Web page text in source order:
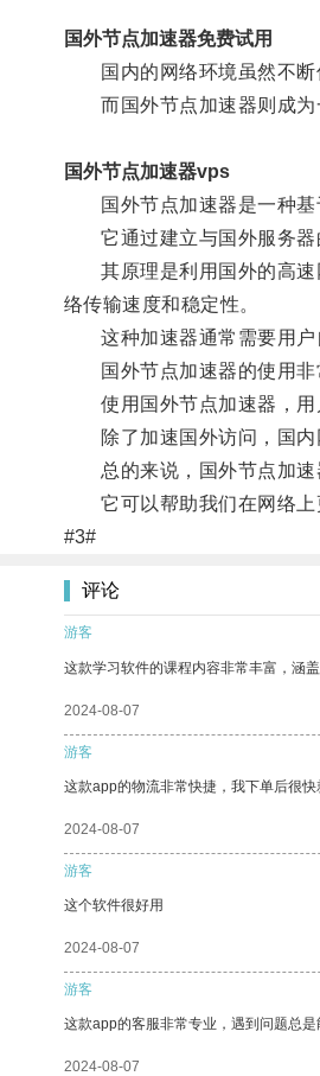
国外节点加速器免费试用
国内的网络环境虽然不断
而国外节点加速器则成为
国外节点加速器vps
国外节点加速器是一种基
它通过建立与国外服务器
其原理是利用国外的高速
络传输速度和稳定性。
这种加速器通常需要用户
国外节点加速器的使用非
使用国外节点加速器，用
除了加速国外访问，国内
总的来说，国外节点加速
它可以帮助我们在网络上
#3#
评论
游客
这款学习软件的课程内容非常丰富，涵
2024-08-07
游客
这款app的物流非常快捷，我下单后很快
2024-08-07
游客
这个软件很好用
2024-08-07
游客
这款app的客服非常专业，遇到问题总是
2024-08-07